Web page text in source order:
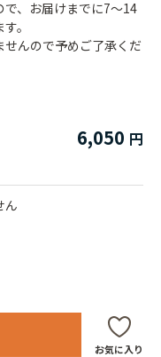
6,050
ん
お気に入り
、お届けまでに7～14
。
んので予めご了承くだ